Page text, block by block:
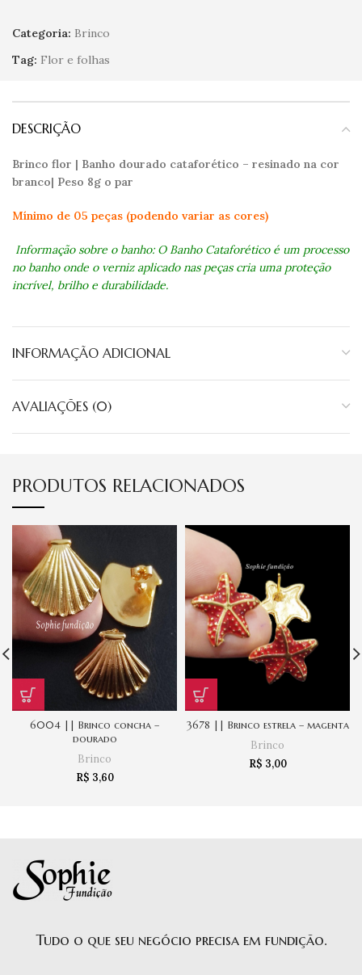
Categoria: Brinco
Tag: Flor e folhas
DESCRIÇÃO
Brinco flor | Banho dourado cataforético – resinado na cor
branco| Peso 8g o par
Mínimo de 05 peças (podendo variar as cores)
Informação sobre o banho: O Banho Cataforético é um processo
no banho onde o verniz aplicado nas peças cria uma proteção
incrível, brilho e durabilidade.
INFORMAÇÃO ADICIONAL
AVALIAÇÕES (0)
PRODUTOS RELACIONADOS
6004 || Brinco concha –
dourado
Brinco
R$ 3,60
3678 || Brinco estrela – magenta
Brinco
R$ 3,00
Tudo o que seu negócio precisa em fundição.